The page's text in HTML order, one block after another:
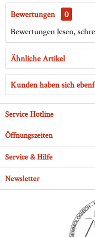
Bewertungen
0
Bewertungen lesen,
Ähnliche Artikel
Kunden haben sich
Service Hotline
Öffnungszeiten
Service & Hilfe
Newsletter